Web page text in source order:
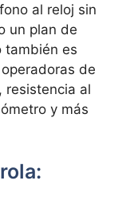
al reloj sin
un plan de
también es
de
resistencia al
y más